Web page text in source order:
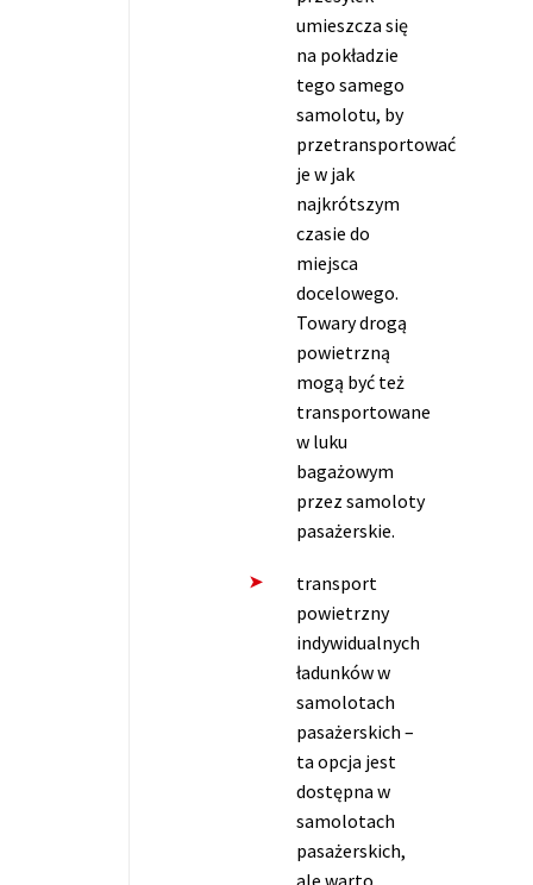
umieszcza się
na pokładzie
tego samego
samolotu, by
przetransportować
je w jak
najkrótszym
czasie do
miejsca
docelowego.
Towary drogą
powietrzną
mogą być też
transportowane
w luku
bagażowym
przez samoloty
pasażerskie.
transport
powietrzny
indywidualnych
ładunków w
samolotach
pasażerskich –
ta opcja jest
dostępna w
samolotach
pasażerskich,